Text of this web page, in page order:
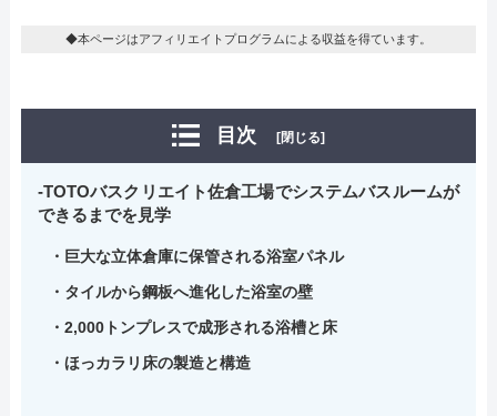
◆本ページはアフィリエイトプログラムによる収益を得ています。
目次 [閉じる]
TOTOバスクリエイト佐倉工場でシステムバスルームが
できるまでを見学
巨大な立体倉庫に保管される浴室パネル
タイルから鋼板へ進化した浴室の壁
2,000トンプレスで成形される浴槽と床
ほっカラリ床の製造と構造